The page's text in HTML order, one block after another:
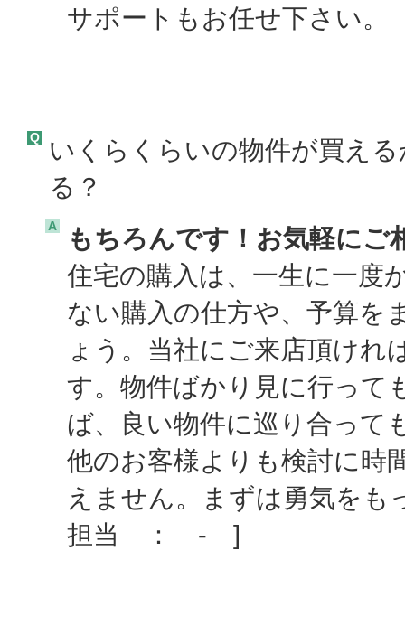
サポートもお任せ下さ
Q
いくらくらいの物件が買え
る？
A
もちろんです！お気軽にご
住宅の購入は、一生に一度
ない購入の仕方や、予算を
ょう。当社にご来店頂け
す。物件ばかり見に行って
ば、良い物件に巡り合って
他のお客様よりも検討に時
えません。まずは勇気を
担当 ： - ]